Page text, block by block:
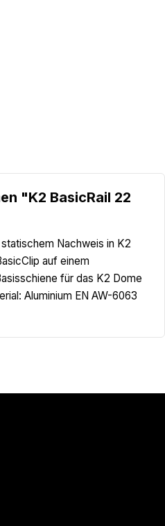
"K2 BasicRail 22
Nachweis in K2
auf einem
für das K2 Dome
Aluminium EN AW-6063